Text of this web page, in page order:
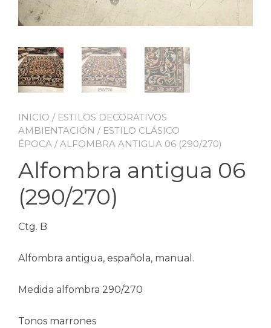
INICIO / ESTILOS DECORATIVOS
AMBIENTACIÓN / ESTILO CLÁSICO
ÉPOCA / ALFOMBRA ANTIGUA 06 (290/270)
Alfombra antigua 06
(290/270)
Ctg. B
Alfombra antigua, española, manual.
Medida alfombra 290/270
Tonos marrones